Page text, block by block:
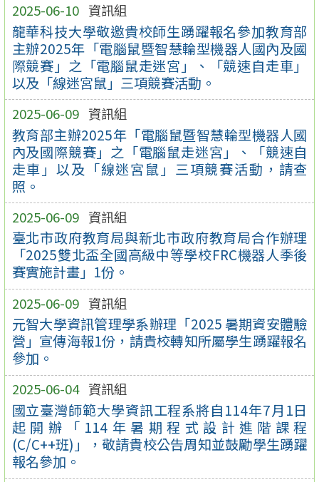
2025-06-10 資訊組
龍華科技大學敬邀貴校師生踴躍報名參加教育部
主辦2025年「電腦鼠暨智慧輪型機器人國內及國
際競賽」之「電腦鼠走迷宮」、「競速自走車」
以及「線迷宮鼠」三項競賽活動。
2025-06-09 資訊組
教育部主辦2025年「電腦鼠暨智慧輪型機器人國
內及國際競賽」之「電腦鼠走迷宮」、「競速自
走車」以及「線迷宮鼠」三項競賽活動，請查
照。
2025-06-09 資訊組
臺北市政府教育局與新北市政府教育局合作辦理
「2025雙北盃全國高級中等學校FRC機器人季後
賽實施計畫」1份。
2025-06-09 資訊組
元智大學資訊管理學系辦理「2025 暑期資安體驗
營」宣傳海報1份，請貴校轉知所屬學生踴躍報名
參加。
2025-06-04 資訊組
國立臺灣師範大學資訊工程系將自114年7月1日
起開辦「114年暑期程式設計進階課程
(C/C++班)」，敬請貴校公告周知並鼓勵學生踴躍
報名參加。